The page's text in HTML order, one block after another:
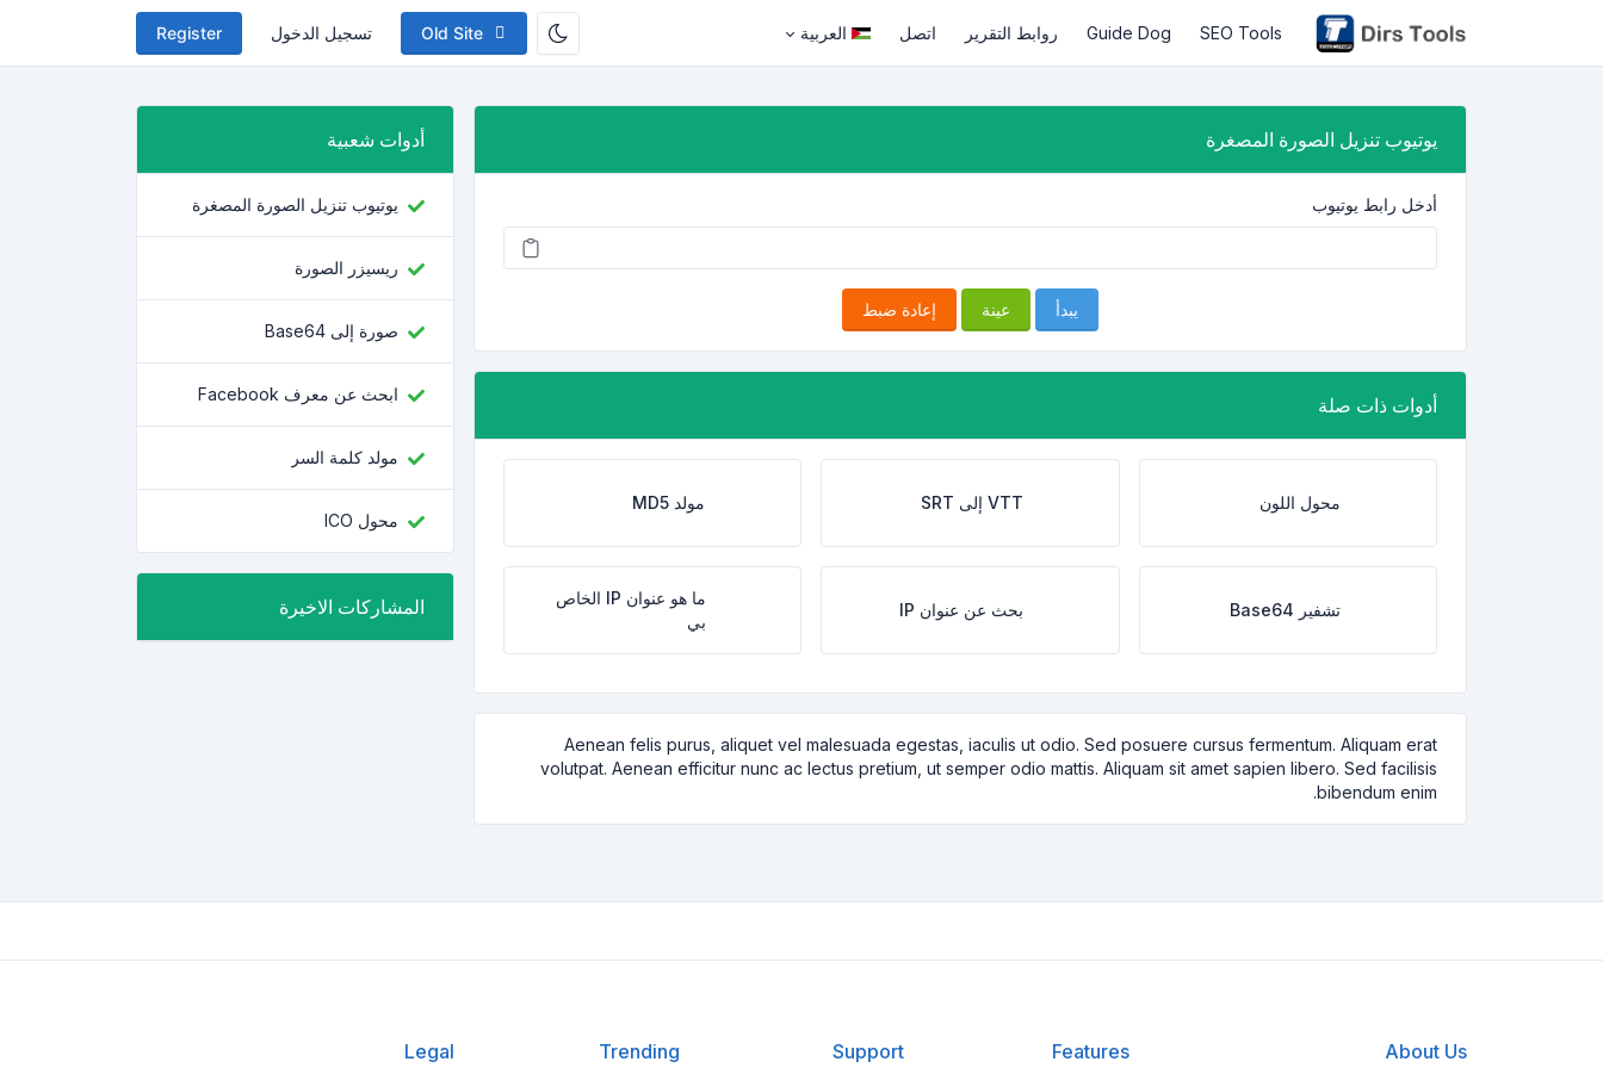
Old Site تسجيل الدخول Register SEO Tools
Guide Dog روابط التقرير اتصل العربية
يوتيوب تنزيل الصورة المصغرة
أدخل رابط يوتيوب
يبدأ عينة إعادة ضبط
أدوات ذات صلة
محول اللون VTT إلى SRT مولد MD5
تشفير Base64 بحث عن عنوان IP
ما هو عنوان IP الخاص
بي
Aenean felis purus, aliquet vel malesuada egestas, iaculis ut odio. Sed posuere cursus fermentum. Aliquam erat
volutpat. Aenean efficitur nunc ac lectus pretium, ut semper odio mattis. Aliquam sit amet sapien libero. Sed facilisis
bibendum enim.
أدوات شعبية
يوتيوب تنزيل الصورة المصغرة
ريسيزر الصورة
صورة إلى Base64
ابحث عن معرف Facebook
مولد كلمة السر
محول ICO
المشاركات الاخيرة
About Us
Features
Support
Trending
Legal